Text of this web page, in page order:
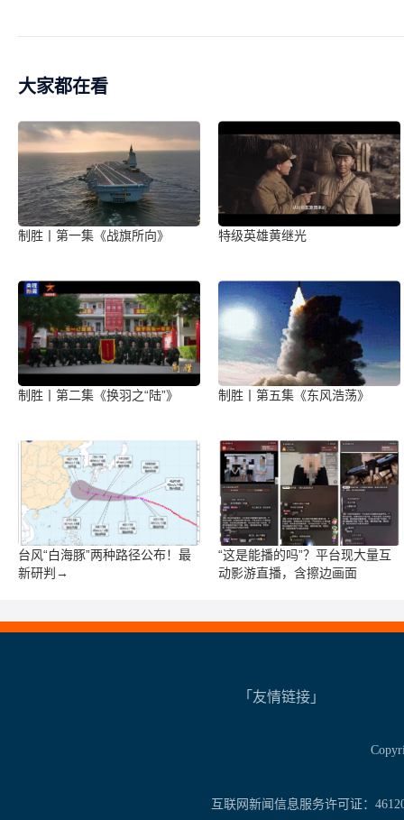
大家都在看
制胜丨第一集《战旗所向》 特级英雄黄继光
制胜丨第二集《换羽之“陆”》 制胜丨第五集《东风浩荡》
台风“白海豚”两种路径公布！最
新研判→
“这是能播的吗”？平台现大量互
动影游直播，含擦边画面
「友情链接」
互联网新闻信息服务许可证：